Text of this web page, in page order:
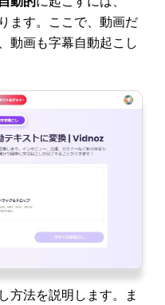
ます。ここで、動画だ
動画も字幕自動起こし
方法を説明します。ま